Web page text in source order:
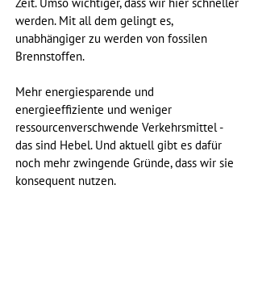
Zeit. Umso wichtiger, dass wir hier schneller
werden. Mit all dem gelingt es,
unabhängiger zu werden von fossilen
Brennstoffen.
Mehr energiesparende und
energieeffiziente und weniger
ressourcenverschwende Verkehrsmittel -
das sind Hebel. Und aktuell gibt es dafür
noch mehr zwingende Gründe, dass wir sie
konsequent nutzen.